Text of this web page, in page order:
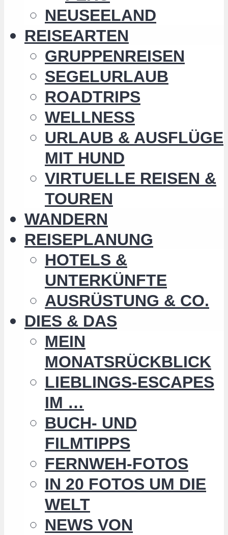
NEUSEELAND
REISEARTEN
GRUPPENREISEN
SEGELURLAUB
ROADTRIPS
WELLNESS
URLAUB & AUSFLÜGE
MIT HUND
VIRTUELLE REISEN &
TOUREN
WANDERN
REISEPLANUNG
HOTELS &
UNTERKÜNFTE
AUSRÜSTUNG & CO.
DIES & DAS
MEIN
MONATSRÜCKBLICK
LIEBLINGS-ESCAPES
IM …
BUCH- UND
FILMTIPPS
FERNWEH-FOTOS
IN 20 FOTOS UM DIE
WELT
NEWS VON